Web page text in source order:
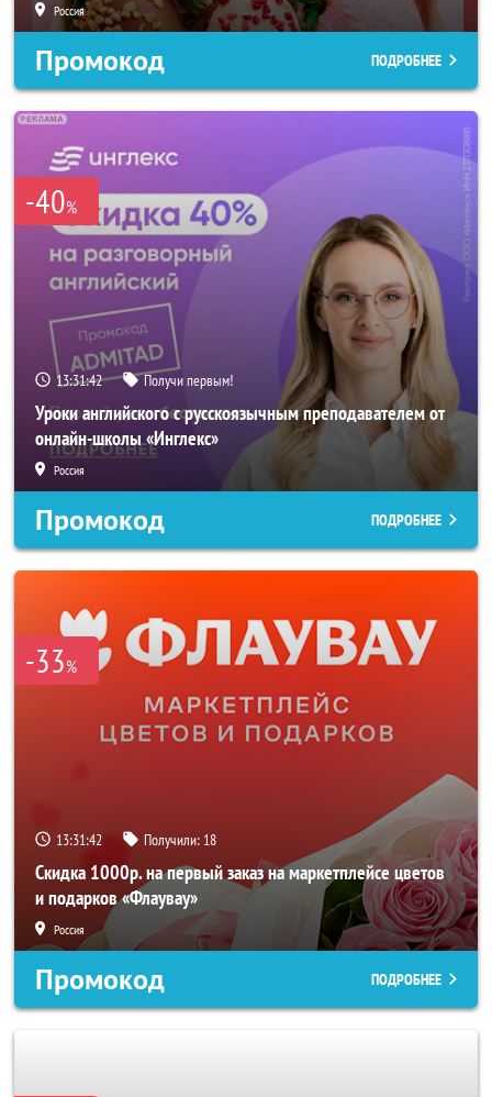
Россия
Промокод ПОДРОБНЕЕ
-40%
13:31:40 Получи первым!
Уроки английского с русскоязычным преподавателем от
онлайн-школы «Инглекс»
Россия
Промокод ПОДРОБНЕЕ
-33%
13:31:40 Получили: 18
Скидка 1000р. на первый заказ на маркетплейсе цветов
и подарков «Флаувау»
Россия
Промокод ПОДРОБНЕЕ